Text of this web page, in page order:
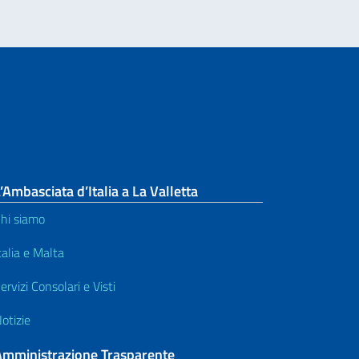
d’Italia a La Valletta
siamo
e Malta
Consolari e Visti